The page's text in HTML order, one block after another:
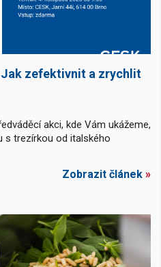
zefektivnit a zrychlit
akci, kde Vám ukážeme,
s trezírkou od italského
Zobrazit článek »